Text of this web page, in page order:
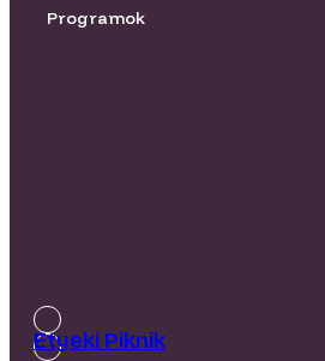
Programok
Etyeki Piknik